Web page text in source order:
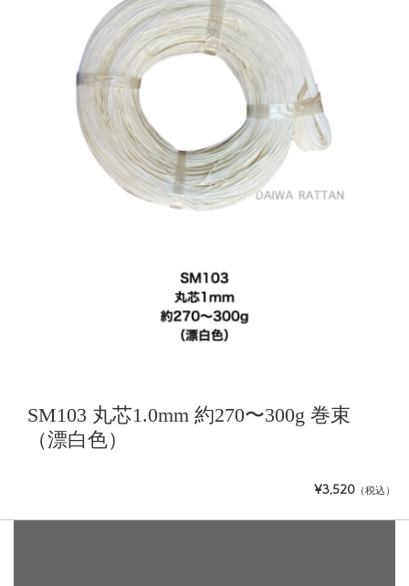
SM103 丸芯1.0mm 約270〜300g 巻束
（漂白色）
¥3,520 （税込）